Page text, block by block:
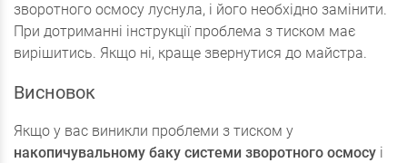
зворотного осмосу луснула, і його необхідно замінити.
При дотриманні інструкції проблема з тиском має
вирішитись. Якщо ні, краще звернутися до майстра.
Висновок
Якщо у вас виникли проблеми з тиском у
накопичувальному баку системи зворотного осмосу і